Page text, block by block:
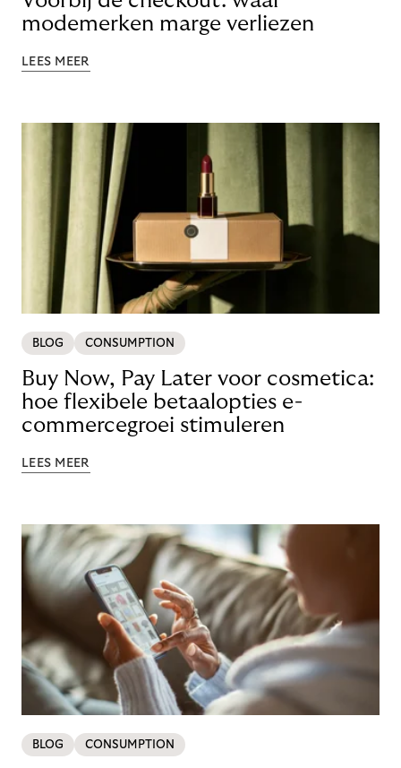
modemerken marge verliezen
LEES MEER
BLOG CONSUMPTION
Buy Now, Pay Later voor cosmetica:
hoe flexibele betaalopties e-
commercegroei stimuleren
LEES MEER
BLOG CONSUMPTION